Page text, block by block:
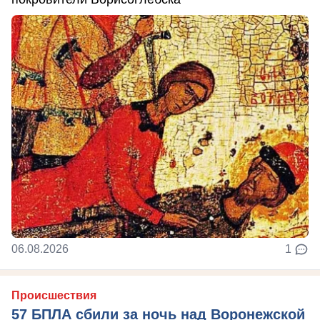
06.08.2026 1
Происшествия
57 БПЛА сбили за ночь над Воронежской